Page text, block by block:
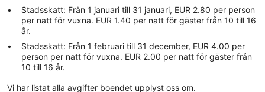
Stadsskatt: Från 1 januari till 31 januari, EUR 2.80 per person
per natt för vuxna. EUR 1.40 per natt för gäster från 10 till 16
år.
Stadsskatt: Från 1 februari till 31 december, EUR 4.00 per
person per natt för vuxna. EUR 2.00 per natt för gäster från
10 till 16 år.
Vi har listat alla avgifter boendet upplyst oss om.